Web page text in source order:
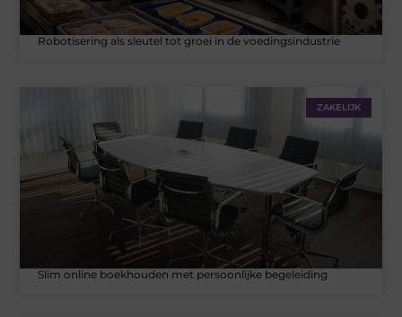
Robotisering als sleutel tot groei in de voedingsindustrie
ZAKELIJK
Slim online boekhouden met persoonlijke begeleiding